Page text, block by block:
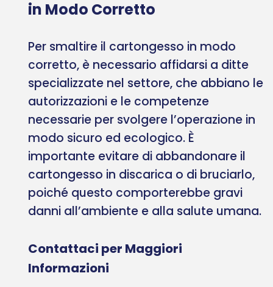
in Modo Corretto
Per smaltire il cartongesso in modo
corretto, è necessario affidarsi a ditte
specializzate nel settore, che abbiano le
autorizzazioni e le competenze
necessarie per svolgere l’operazione in
modo sicuro ed ecologico. È
importante evitare di abbandonare il
cartongesso in discarica o di bruciarlo,
poiché questo comporterebbe gravi
danni all’ambiente e alla salute umana.
Contattaci per Maggiori
Informazioni